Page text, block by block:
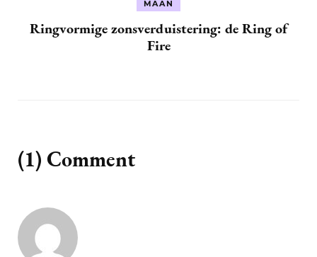
MAAN
Ringvormige zonsverduistering: de Ring of
Fire
(1) Comment